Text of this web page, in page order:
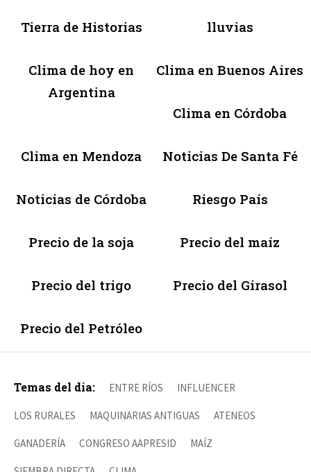
Tierra de Historias lluvias
Clima de hoy en
Argentina
Clima en Buenos Aires
Clima en Córdoba
Clima en Mendoza Noticias De Santa Fé
Noticias de Córdoba Riesgo País
Precio de la soja Precio del maíz
Precio del trigo Precio del Girasol
Precio del Petróleo
Temas del día: ENTRE RÍOS INFLUENCER
LOS RURALES MAQUINARIAS ANTIGUAS ATENEOS
GANADERÍA CONGRESO AAPRESID MAÍZ